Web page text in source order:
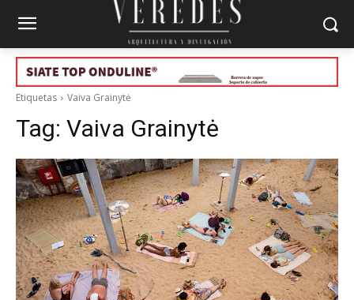
Etiquetas Vaiva Grainytė
Tag: Vaiva Grainytė